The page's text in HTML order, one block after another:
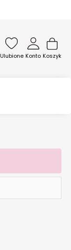
Koszyk
Konto
Ulubione